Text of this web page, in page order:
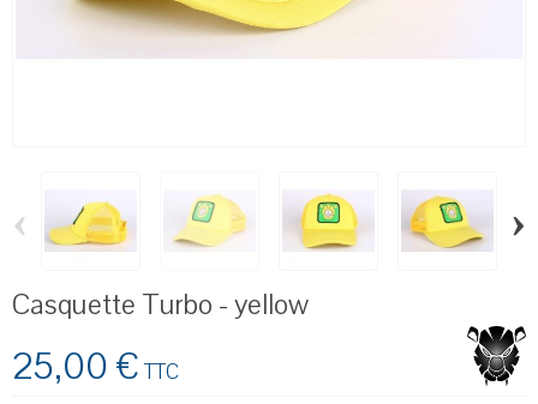
‹ ›
Casquette Turbo - yellow
25,00 € TTC